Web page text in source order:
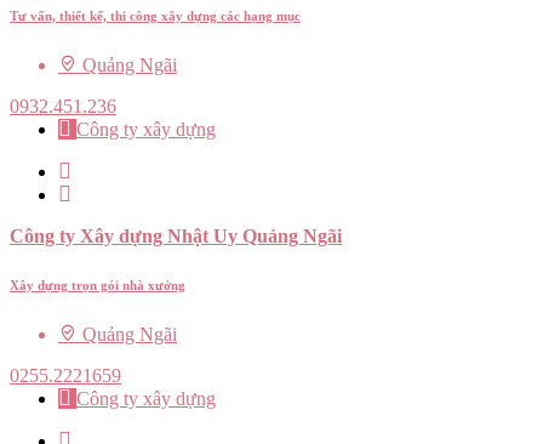
Tư vấn, thiết kế, thi công xây dựng các hạng mục
Quảng Ngãi
0932.451.236
Công ty xây dựng
Công ty Xây dựng Nhật Uy Quảng Ngãi
Xây dựng trọn gói nhà xưởng
Quảng Ngãi
0255.2221659
Công ty xây dựng